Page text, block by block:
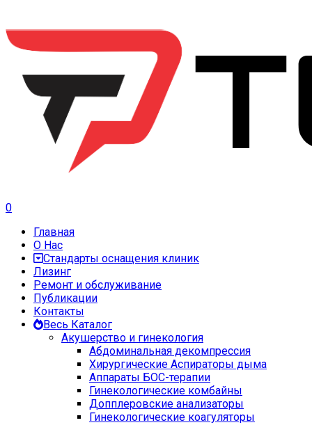
0
Главная
О Нас
Стандарты оснащения клиник
Лизинг
Ремонт и обслуживание
Публикации
Контакты
Весь Каталог
Акушерство и гинекология
Абдоминальная декомпрессия
Хирургические Аспираторы дыма
Аппараты БОС-терапии
Гинекологические комбайны
Допплеровские анализаторы
Гинекологические коагуляторы